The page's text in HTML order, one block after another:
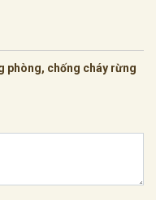
phòng, chống cháy rừng